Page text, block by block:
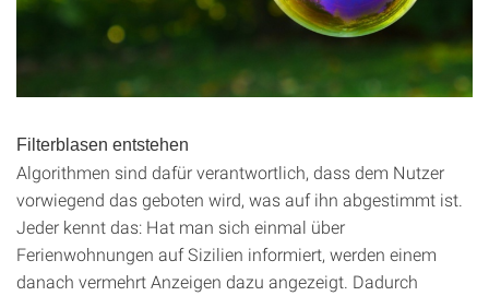
Filterblasen entstehen
Algorithmen sind dafür verantwortlich, dass dem Nutzer
vorwiegend das geboten wird, was auf ihn abgestimmt ist.
Jeder kennt das: Hat man sich einmal über
Ferienwohnungen auf Sizilien informiert, werden einem
danach vermehrt Anzeigen dazu angezeigt. Dadurch